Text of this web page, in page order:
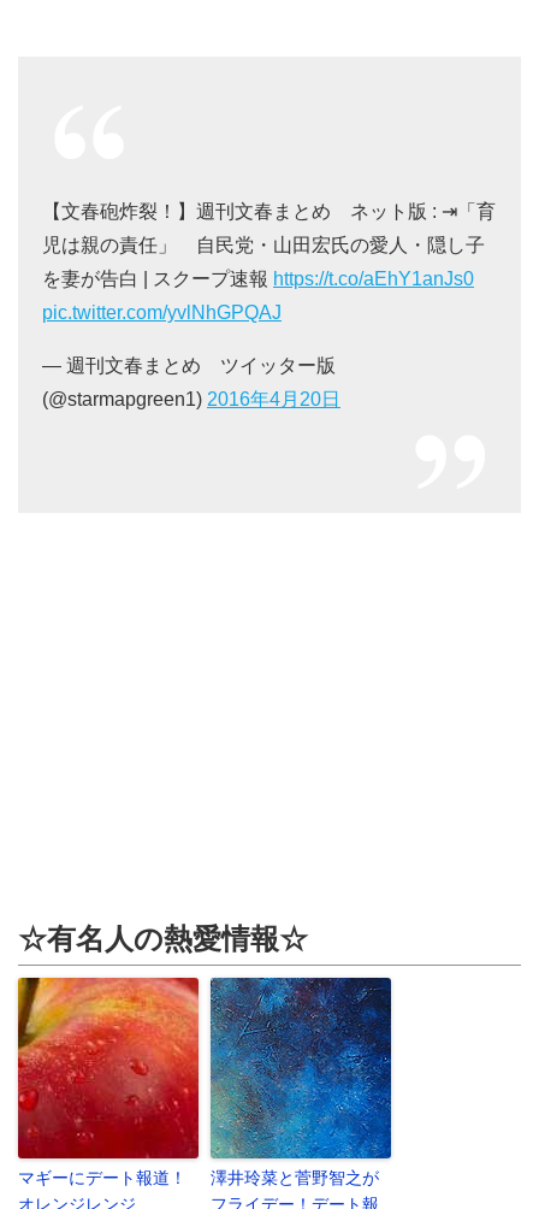
【文春砲炸裂！】週刊文春まとめ ネット版 : ⇥「育
児は親の責任」 自民党・山田宏氏の愛人・隠し子
を妻が告白 | スクープ速報 https://t.co/aEhY1anJs0
pic.twitter.com/yvlNhGPQAJ
— 週刊文春まとめ ツイッター版
(@starmapgreen1) 2016年4月20日
☆有名人の熱愛情報☆
マギーにデート報道！
オレンジレンジ
澤井玲菜と菅野智之が
フライデー！デート報